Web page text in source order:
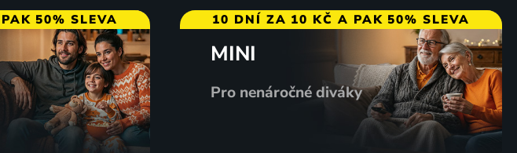
50% SLEVA 10 DNÍ ZA 10 KČ A PAK 50% SLEVA
MINI
Pro nenáročné diváky